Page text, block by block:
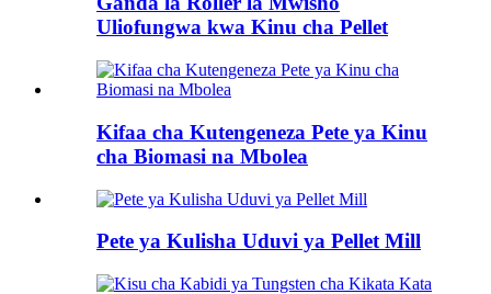
Uliofungwa kwa Kinu cha Pellet
Kifaa cha Kutengeneza Pete ya Kinu
cha Biomasi na Mbolea
Pete ya Kulisha Uduvi ya Pellet Mill